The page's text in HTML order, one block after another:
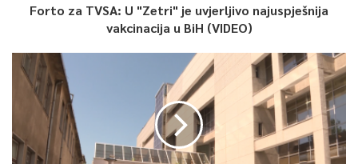
Što se tiče nastale štete, o tome je još uvijek rano da
procjeni štete. Šteta postoji, naše je da je zajedno uz pomoć
naših vjernih kupaca saniramo I nastavimo još jače tamo gdje
smo stali”. – Izjavio je Nedžad Biberović marketing manager
MBA Centra (Slatko i Slano).
Forto za TVSA: U "Zetri" je uvjerljivo najuspješnija
vakcinacija u BiH (VIDEO)